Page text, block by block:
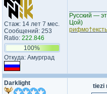
Стаж: 14 лет 7 мес.
Сообщений: 253
Ratio: 222.846
100%
Откуда: Амурград
Русский —
Цой)
Darklight tiezi